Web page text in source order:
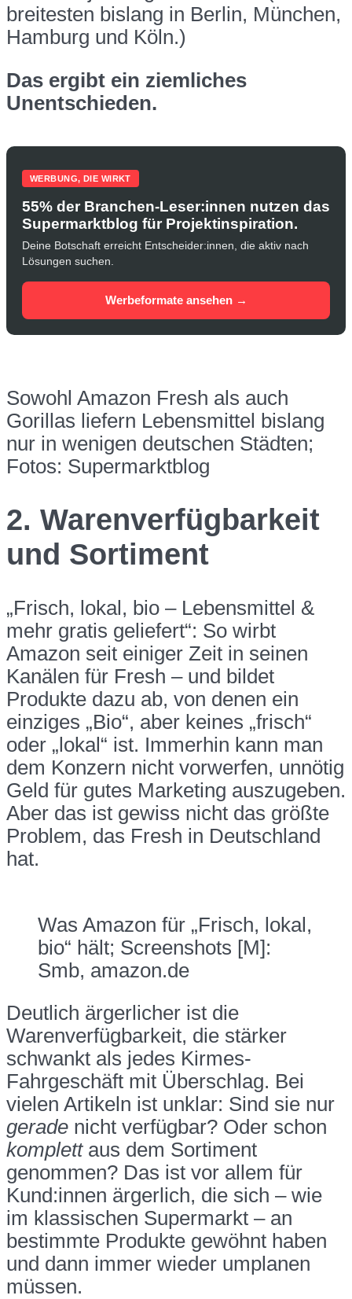
breitesten bislang in Berlin, München,
Hamburg und Köln.)
Das ergibt ein ziemliches
Unentschieden.
WERBUNG, DIE WIRKT
55% der Branchen-Leser:innen nutzen das
Supermarktblog für Projektinspiration.
Deine Botschaft erreicht Entscheider:innen, die aktiv nach
Lösungen suchen.
Werbeformate ansehen →
Sowohl Amazon Fresh als auch
Gorillas liefern Lebensmittel bislang
nur in wenigen deutschen Städten;
Fotos: Supermarktblog
2. Warenverfügbarkeit
und Sortiment
„Frisch, lokal, bio – Lebensmittel &
mehr gratis geliefert“: So wirbt
Amazon seit einiger Zeit in seinen
Kanälen für Fresh – und bildet
Produkte dazu ab, von denen ein
einziges „Bio“, aber keines „frisch“
oder „lokal“ ist. Immerhin kann man
dem Konzern nicht vorwerfen, unnötig
Geld für gutes Marketing auszugeben.
Aber das ist gewiss nicht das größte
Problem, das Fresh in Deutschland
hat.
Was Amazon für „Frisch, lokal,
bio“ hält; Screenshots [M]:
Smb, amazon.de
Deutlich ärgerlicher ist die
Warenverfügbarkeit, die stärker
schwankt als jedes Kirmes-
Fahrgeschäft mit Überschlag. Bei
vielen Artikeln ist unklar: Sind sie nur
gerade nicht verfügbar? Oder schon
komplettaus dem Sortiment
genommen? Das ist vor allem für
Kund:innen ärgerlich, die sich – wie
im klassischen Supermarkt – an
bestimmte Produkte gewöhnt haben
und dann immer wieder umplanen
müssen.